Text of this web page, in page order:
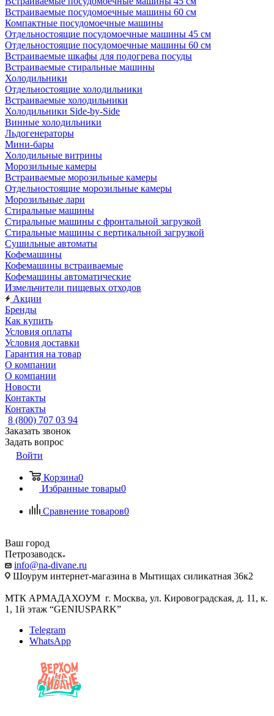
Встраиваемые посудомоечные машины 60 см
Компактные посудомоечные машины
Отдельностоящие посудомоечные машины 45 см
Отдельностоящие посудомоечные машины 60 см
Встраиваемые шкафы для подогрева посуды
Встраиваемые стиральные машины
Холодильники
Отдельностоящие холодильники
Встраиваемые холодильники
Холодильники Side-by-Side
Винные холодильники
Льдогенераторы
Мини-бары
Холодильные витрины
Морозильные камеры
Встраиваемые морозильные камеры
Отдельностоящие морозильные камеры
Морозильные лари
Стиральные машины
Стиральные машины с фронтальной загрузкой
Стиральные машины с вертикальной загрузкой
Сушильные автоматы
Кофемашины
Кофемашины встраиваемые
Кофемашины автоматические
Измельчители пищевых отходов
Акции
Бренды
Как купить
Условия оплаты
Условия доставки
Гарантия на товар
О компании
О компании
Новости
Контакты
Контакты
8 (800) 707 03 94
Заказать звонок
Задать вопрос
Войти
Корзина0
Избранные товары0
Сравнение товаров0
Ваш город
Петрозаводск
info@na-divane.ru
Шоурум интернет-магазина в Мытищах силикатная 36к2
МТК АРМАДАХОУМ г. Москва, ул. Кировоградская, д. 11, к.
1, 1й этаж “GENIUSPARK”
Telegram
WhatsApp